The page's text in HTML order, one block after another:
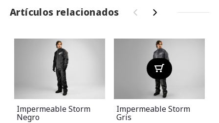
Artículos relacionados ‹ ›
Impermeable Storm
Negro
Impermeable Storm
Gris